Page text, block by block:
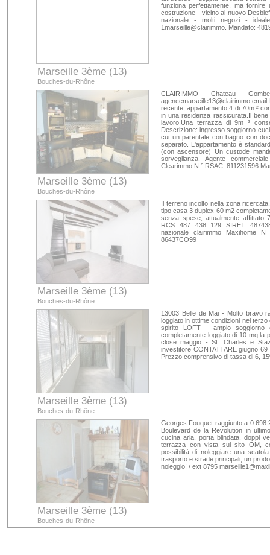
Marseille 3ème (13)
Bouches-du-Rhône
funziona perfettamente, ma
costruzione - vicino al nuovo
nazionale - molti negozi -
1marseille@clairimmo. Mandato:
Marseille 3ème (13)
Bouches-du-Rhône
CLAIRIMMO Chateau
agencemarseille13@clairimmo.email
recente, appartamento 4 di 70m ²
in una residenza rassicurata.Il
lavoro.Una terrazza di 9m ²
Descrizione: ingresso soggiorno
cui un parentale con bagno con
separato. L'appartamento è
(con ascensore) Un custode
sorveglianza. Agente
Clearimmo N ° RSAC: 811231596
Marseille 3ème (13)
Bouches-du-Rhône
Il terreno incolto nella zona
tipo casa 3 duplex 60 m2
senza spese, attualmente affittato
RCS 487 438 129 SIRET
nazionale clairimmo Maxihome
86437CO99
Marseille 3ème (13)
Bouches-du-Rhône
13003 Belle de Mai - Molto bravo
loggiato in ottime condizioni nel
spirito LOFT - ampio
completamente loggiato di 10 mq la
close maggio - St. Charles e
investitore CONTATTARE giugno
Prezzo comprensivo di tassa di 6,
Marseille 3ème (13)
Bouches-du-Rhône
Georges Fouquet raggiunto a
Boulevard de la Revolution in
cucina aria, porta blindata, doppi
terrazza con vista sul sito OM,
possibilità di noleggiare una
trasporto e strade principali, un
noleggio! / ext 8795